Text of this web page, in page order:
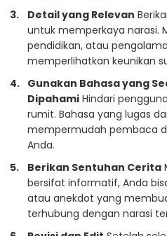
Detail yang Relevan
untuk memperkaya narasi.
pendidikan, atau
memperlihatkan keunikan
Gunakan Bahasa yang
Dipahami Hindari
rumit. Bahasa yang lugas
mempermudah pembaca
Anda.
Berikan Sentuhan Cerita
bersifat informatif, Anda
atau anekdot yang
terhubung dengan narasi